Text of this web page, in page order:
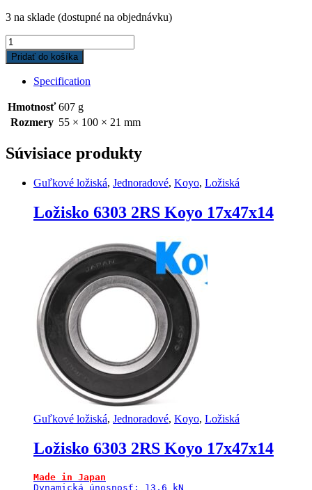
3 na sklade (dostupné na objednávku)
Ložisko
6211
2RS
55-
21
Pridať do košíka
Specification
Hmotnosť 607 g
Rozmery 55 × 100 × 21 mm
Súvisiace produkty
Guľkové ložiská, Jednoradové, Koyo, Ložiská
Ložisko 6303 2RS Koyo 17x47x14
Guľkové ložiská, Jednoradové, Koyo, Ložiská
Ložisko 6303 2RS Koyo 17x47x14
Made in Japan
Dynamická únosnosť: 13,6 kN